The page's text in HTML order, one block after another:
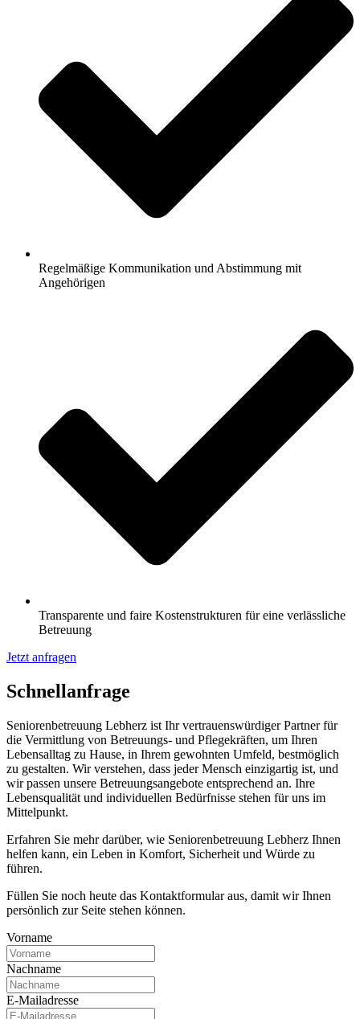
Regelmäßige Kommunikation und Abstimmung mit
Angehörigen
Transparente und faire Kostenstrukturen für eine verlässliche
Betreuung
Jetzt anfragen
Schnell­anfrage
Seniorenbetreuung Lebherz ist Ihr vertrauenswürdiger Partner für
die Vermittlung von Betreuungs- und Pflegekräften, um Ihren
Lebensalltag zu Hause, in Ihrem gewohnten Umfeld, bestmöglich
zu gestalten. Wir verstehen, dass jeder Mensch einzigartig ist, und
wir passen unsere Betreuungsangebote entsprechend an. Ihre
Lebensqualität und individuellen Bedürfnisse stehen für uns im
Mittelpunkt.
Erfahren Sie mehr darüber, wie Seniorenbetreuung Lebherz Ihnen
helfen kann, ein Leben in Komfort, Sicherheit und Würde zu
führen.
Füllen Sie noch heute das Kontaktformular aus, damit wir Ihnen
persönlich zur Seite stehen können.
Vorname
Nachname
E-Mailadresse